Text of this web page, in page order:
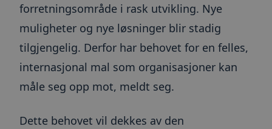
forretningsområde i rask utvikling. Nye
muligheter og nye løsninger blir stadig
tilgjengelig. Derfor har behovet for en felles,
internasjonal mal som organisasjoner kan
måle seg opp mot, meldt seg.
Dette behovet vil dekkes av den